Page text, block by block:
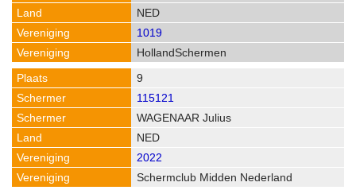
NED
1019
HollandSchermen
9
115121
WAGENAAR Julius
NED
2022
Schermclub Midden Nederland